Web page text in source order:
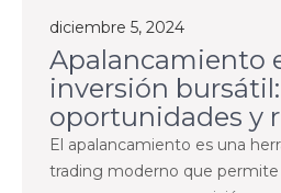
diciembre 5, 2024
Apalancamiento
inversión bursátil:
oportunidades y
El apalancamiento es una
trading moderno que permite